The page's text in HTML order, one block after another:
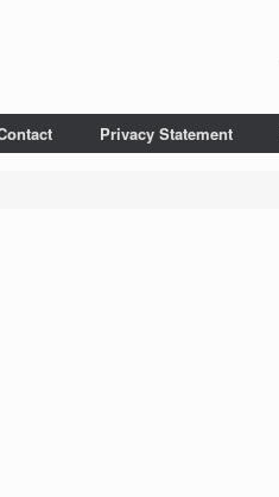
Privacy Statement